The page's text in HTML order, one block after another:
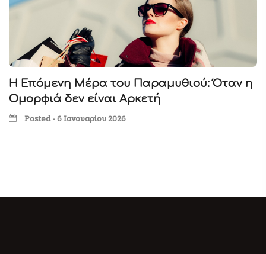
Η Επόμενη Μέρα του Παραμυθιού: Όταν η
Ομορφιά δεν είναι Αρκετή
Posted - 6 Ιανουαρίου 2026